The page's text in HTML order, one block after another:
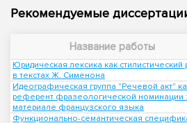
Рекомендуемые
Название работы
Юридическая лексика как стилистический
в текстах Ж. Сименона
Идеографическая группа "Речевой акт"
референт фразеологической номинации
материале французского языка
Функционально-семантическая